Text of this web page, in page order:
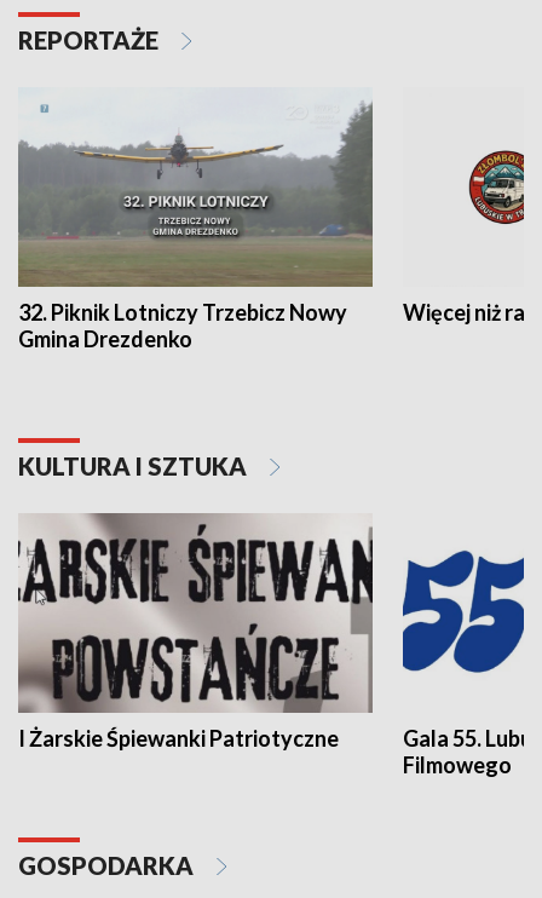
REPORTAŻE
32. Piknik Lotniczy Trzebicz Nowy
Gmina Drezdenko
Więcej niż rajd
KULTURA I SZTUKA
I Żarskie Śpiewanki Patriotyczne
Gala 55.
Filmowego
GOSPODARKA